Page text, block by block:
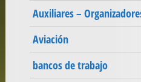
Auxiliares –
Aviación
bancos de trabajo